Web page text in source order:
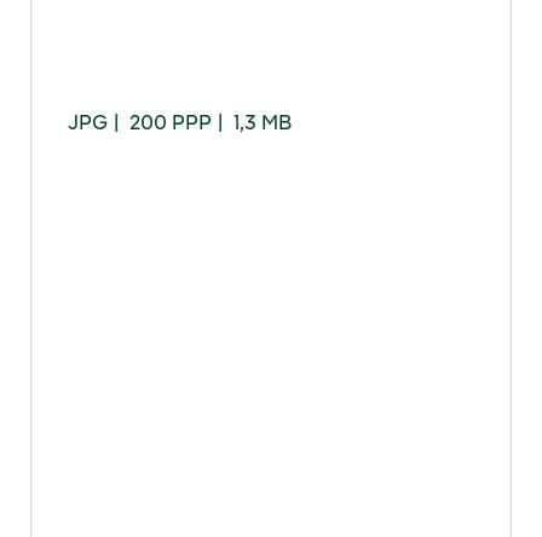
JPG 200 PPP 1,3 MB